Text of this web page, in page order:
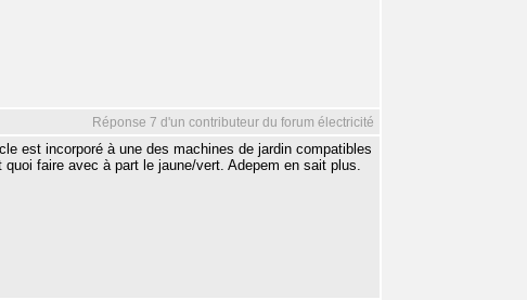
Réponse 7 d'un contributeur du forum électricité
est incorporé à une des machines de jardin compatibles
faire avec à part le jaune/vert. Adepem en sait plus.